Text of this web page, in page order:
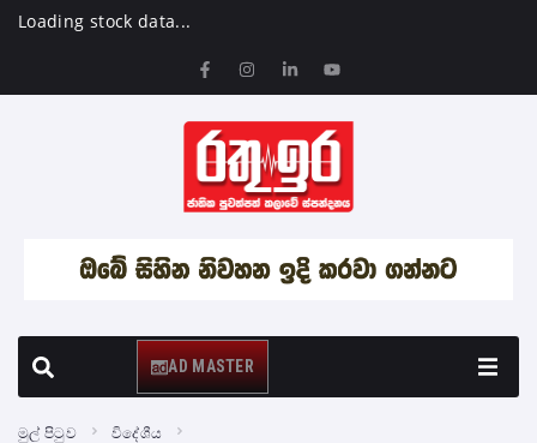
Loading stock data...
AD MASTER
මුල් පිටුව
විදේශීය